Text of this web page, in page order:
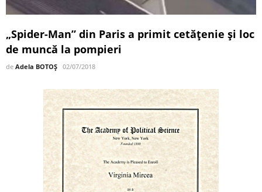
„Spider-Man” din Paris a primit cetăţenie și loc
de muncă la pompieri
de Adela BOTOȘ 02/07/2018